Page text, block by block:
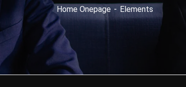
Home Onepage Elements